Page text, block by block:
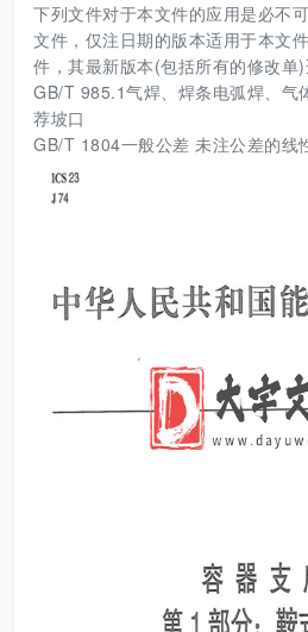
下列文件对于本文件的应用是必不
文件，仅注日期的版本适用于本文
件，其最新版本(包括所有的修改单)
GB/T 985.1气焊、焊条电弧焊、气
荐坡口
GB/T 1804一般公差 未注公差的线